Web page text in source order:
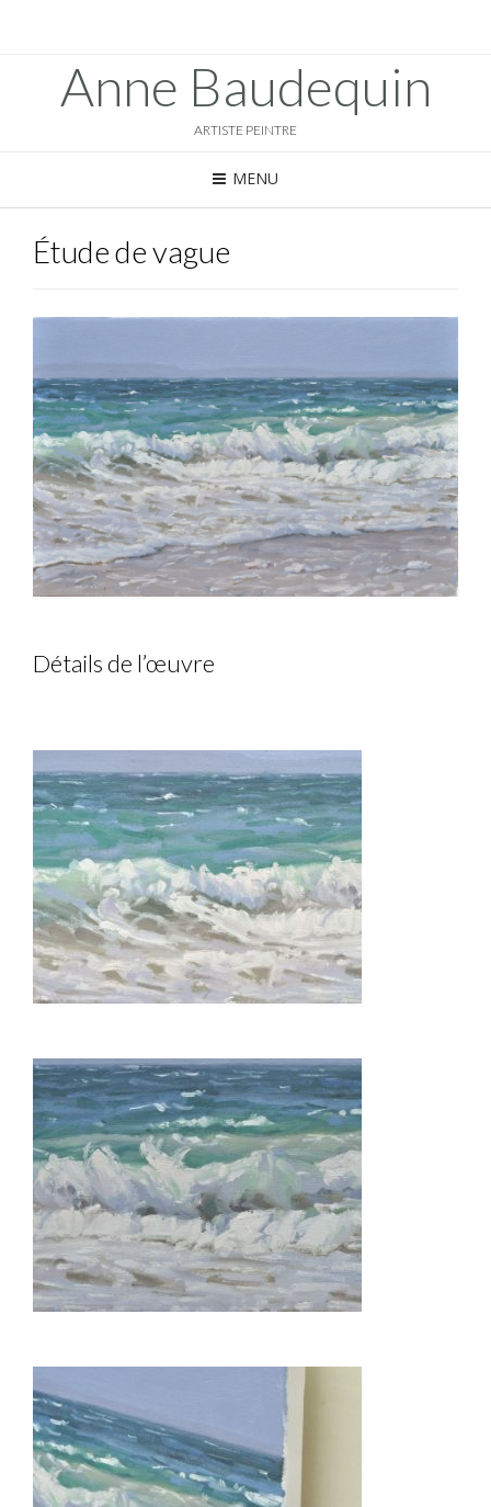
Anne Baudequin
ARTISTE PEINTRE
MENU
Étude de vague
Détails de l’œuvre